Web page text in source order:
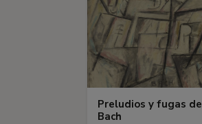
Preludios y fugas de
Bach